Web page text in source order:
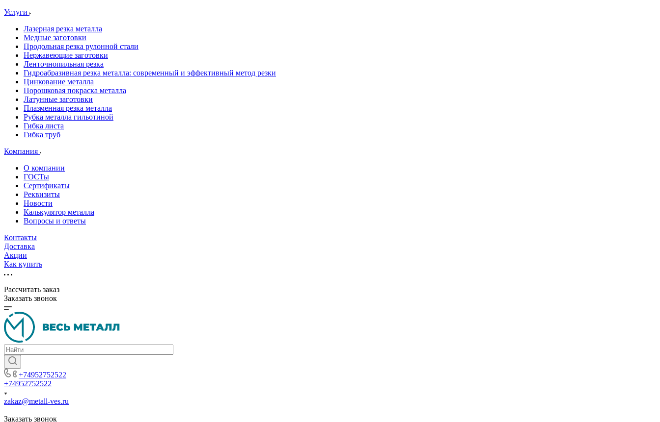
Услуги
Лазерная резка металла
Медные заготовки
Продольная резка рулонной стали
Нержавеющие заготовки
Ленточнопильная резка
Гидроабразивная резка металла: современный и эффективный метод резки
Цинкование металла
Порошковая покраска металла
Латунные заготовки
Плазменная резка металла
Рубка металла гильотиной
Гибка листа
Гибка труб
Компания
О компании
ГОСТы
Сертификаты
Реквизиты
Новости
Калькулятор металла
Вопросы и ответы
Контакты
Доставка
Акции
Как купить
Рассчитать заказ
Заказать звонок
+74952752522
+74952752522
zakaz@metall-ves.ru
Заказать звонок